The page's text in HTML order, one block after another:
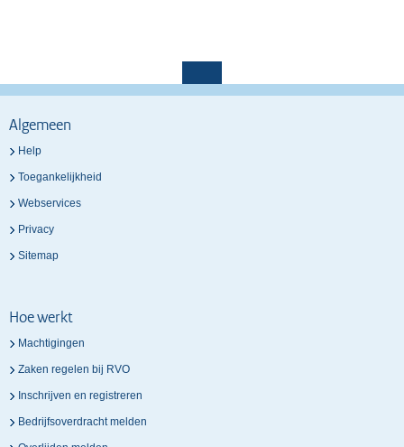
Algemeen
Help
Toegankelijkheid
Webservices
Privacy
Sitemap
Hoe werkt
Machtigingen
Zaken regelen bij RVO
Inschrijven en registreren
Bedrijfsoverdracht melden